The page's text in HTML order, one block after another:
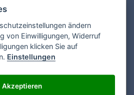
ändern
von Einwilligungen, Widerruf
klicken Sie auf
Einstellungen
Akzeptieren